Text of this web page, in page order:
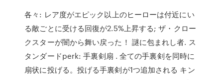
各々: レア度がエピック以上のヒーローは付近にい
る敵ごとに受ける回復が2.5%上昇する; ザ・クロー
クスターが闇から舞い戻った！ 謎に包まれし者. ス
タンダードperk: 手裏剣扇 . 全ての手裏剣を同時に
扇状に投げる。投げる手裏剣が1つ追加される キン